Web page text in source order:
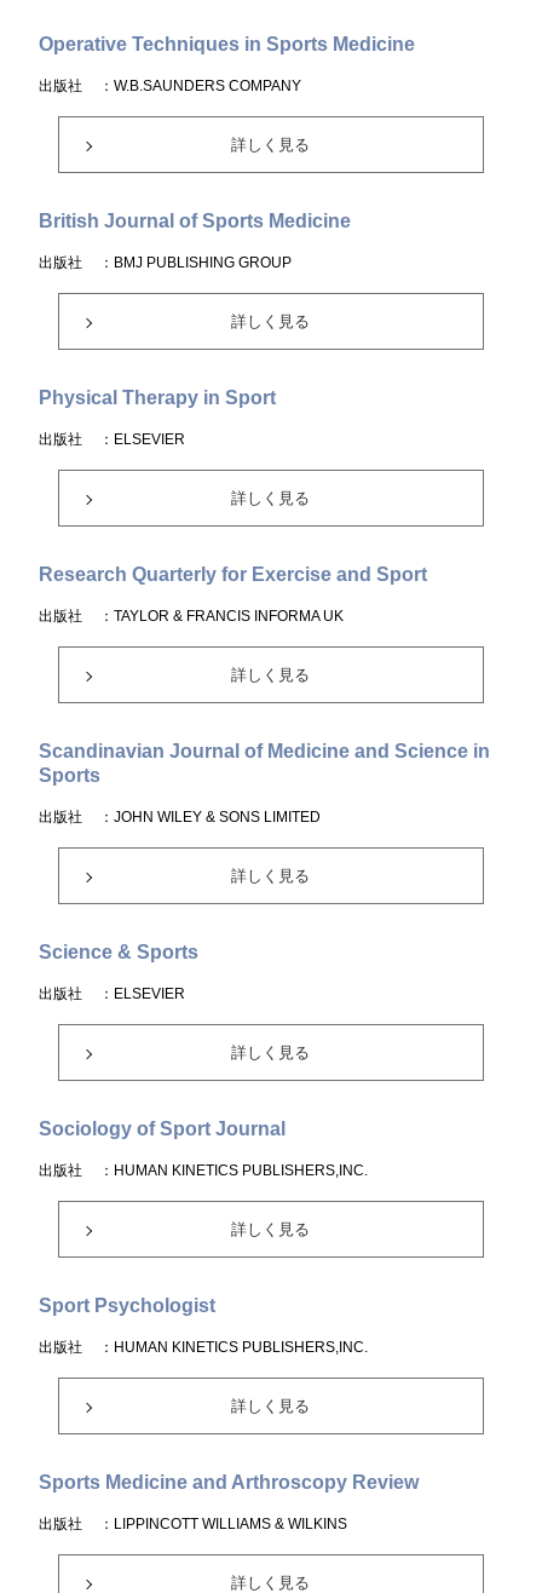
Operative Techniques in Sports Medicine
出版社 ：W.B.SAUNDERS COMPANY
詳しく見る
British Journal of Sports Medicine
出版社 ：BMJ PUBLISHING GROUP
詳しく見る
Physical Therapy in Sport
出版社 ：ELSEVIER
詳しく見る
Research Quarterly for Exercise and Sport
出版社 ：TAYLOR & FRANCIS INFORMA UK
詳しく見る
Scandinavian Journal of Medicine and Science in
Sports
出版社 ：JOHN WILEY & SONS LIMITED
詳しく見る
Science & Sports
出版社 ：ELSEVIER
詳しく見る
Sociology of Sport Journal
出版社 ：HUMAN KINETICS PUBLISHERS,INC.
詳しく見る
Sport Psychologist
出版社 ：HUMAN KINETICS PUBLISHERS,INC.
詳しく見る
Sports Medicine and Arthroscopy Review
出版社 ：LIPPINCOTT WILLIAMS & WILKINS
詳しく見る